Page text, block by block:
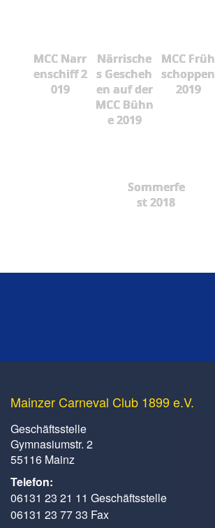
MCC Narr
enschiff 2
019
Närrische
s Gescheh
en auf der
MCC Bühn
e 2019
MCC Früh
schoppen
2019
Sommerfe
st 2018
Mainzer Carneval Club 1899 e.V.
Geschäftsstelle
Gymnasiumstr. 2
55116 Mainz
Telefon:
06131 23 21 11 Geschäftsstelle
06131 23 77 33 Fax